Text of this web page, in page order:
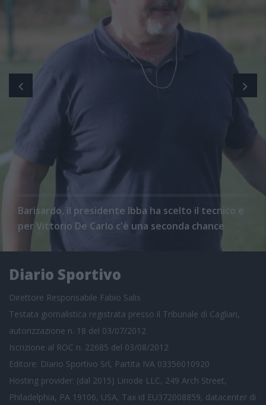
Barisardo, il presidente Ibba ha scelto il tecnico e
per Vittorio De Carlo c'è una seconda chance
Diario Sportivo
Direttore Responsabile Fabio Salis
Testata giornalistica registrata presso il Tribunale di Cagliari,
autorizzazione n. 18 del 03/07/2012
Iscrizione al ROC n. 22685 del 03/08/2012
Editore: Diario Sportivo Srl, Partita IVA 03356010920
Hosting provider: (dal 2015) Linode LLC, 249 Arch Street,
Philadelphia, PA 19106, USA, Tax id EU372008859, datacenter di